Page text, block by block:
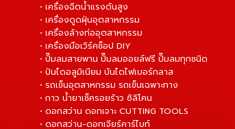
• เครื่องฉีดน้ำแรงดันสูง
• เครื่องดูดฝุ่นอุตสาหกรรม
• เครื่องล้างท่ออุตสาหกรรม
• เครื่องมือเวิร์คช็อป DIY
• ปั๊มลมสายพาน ปั๊มลมออยล์ฟรี ปั๊มลมทุกชนิด
• ปันไดอลูมิเนียม บันไดไฟเบอร์กลาส
• รถเข็นอุตสาหกรรม รถเข็นเฉพาะทาง
• กาว น้ำยาเช็ครอยร้าว ซิลิโคน
• ดอกสว่าน ดอกเจาะ CUTTING TOOLS
• ดอกสว่าน-ดอกเจียร์คาร์ไบท์